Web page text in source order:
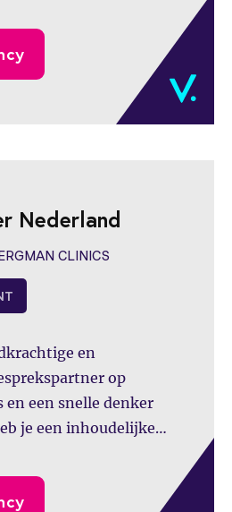
Clinics
met
en
en Director Group
actief bij aan de
van de
organisatie.
Nederland
CLINICS
en
op
en een snelle denker
je een inhoudelijke
met je team te
duidelijke strategie